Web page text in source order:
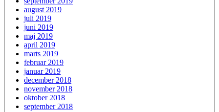
august 2019
juli 2019
juni 2019
maj 2019
april 2019
marts 2019
februar 2019
januar 2019
december 2018
november 2018
oktober 2018
september 2018